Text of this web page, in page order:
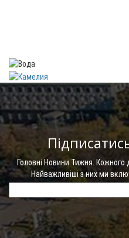
Головні Новини Тижня. Кожного
Найважливіші з них ми